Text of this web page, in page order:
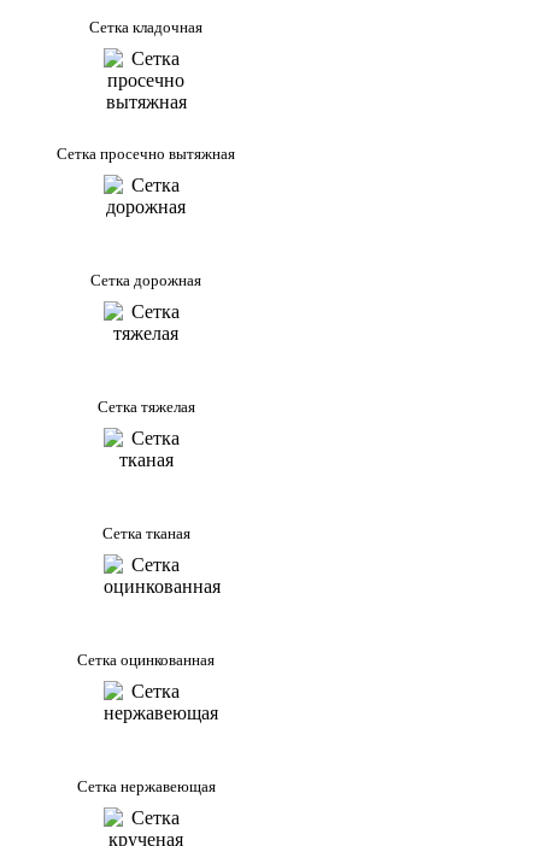
Сетка кладочная
Сетка просечно вытяжная
Сетка дорожная
Сетка тяжелая
Сетка тканая
Сетка оцинкованная
Сетка нержавеющая